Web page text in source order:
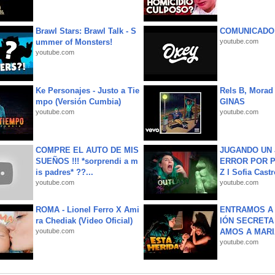
Brawl Stars: Brawl Talk - S
ummer of Monsters!
youtube.com
youtube.com
Ke Personajes - Justo a Tie
mpo (Versión Cumbia)
youtube.com
Rels B,
GINAS
youtube.com
COMPRE EL AUTO DE MIS
SUEÑOS !!! *sorprendi a m
is padres* ??...
youtube.com
JUGANDO
ERROR POR
Z l Sofia
youtube.com
ROMA - Lionel Ferro X Ami
ra Chediak (Video Oficial)
youtube.com
ENTRAMOS
IÓN
AMOS A
youtube.com